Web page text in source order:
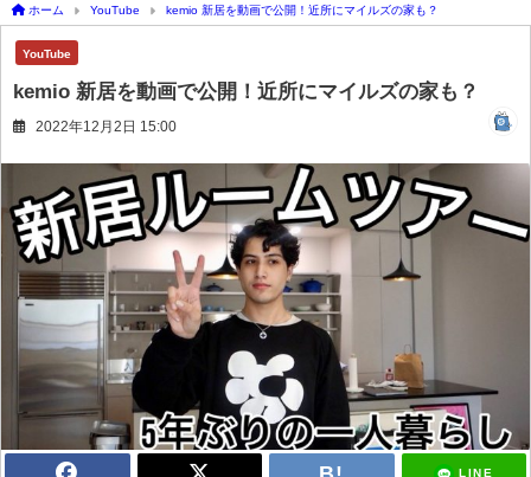
ホーム YouTube kemio 新居を動画で公開！近所にマイルズの家も？
YouTube
kemio 新居を動画で公開！近所にマイルズの家も？
2022年12月2日 15:00
LINE